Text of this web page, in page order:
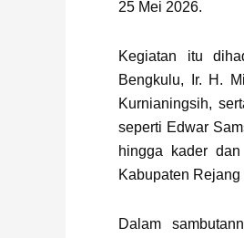
25 Mei 2026.
Kegiatan itu
Bengkulu, Ir. H.
Kurnianingsih,
seperti Edwar
hingga kader
Kabupaten Rejang
Dalam